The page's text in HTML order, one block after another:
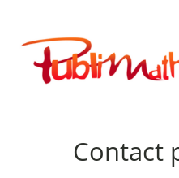
contenu
Publimath
Contact